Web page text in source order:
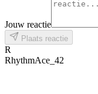
Jouw reactie
Plaats reactie
R
RhythmAce_42